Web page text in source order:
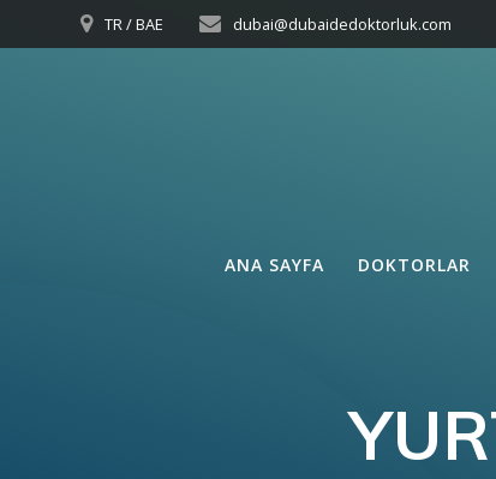
to
TR / BAE dubai@dubaidedoktorluk.com
ANA SAYFA DOKTORLAR